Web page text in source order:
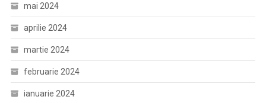
mai 2024
aprilie 2024
martie 2024
februarie 2024
ianuarie 2024